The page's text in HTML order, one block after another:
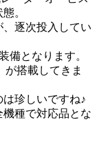
。
逐次投入してい
備となります。
が搭載してきま
珍しいですね♪
種で対応品とな